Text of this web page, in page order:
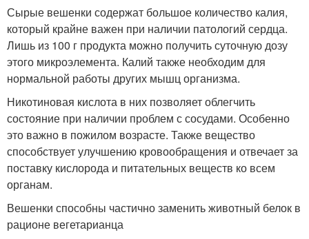
Сырые вешенки содержат большое количество калия,
который крайне важен при наличии патологий сердца.
Лишь из 100 г продукта можно получить суточную дозу
этого микроэлемента. Калий также необходим для
нормальной работы других мышц организма.
Никотиновая кислота в них позволяет облегчить
состояние при наличии проблем с сосудами. Особенно
это важно в пожилом возрасте. Также вещество
способствует улучшению кровообращения и отвечает за
поставку кислорода и питательных веществ ко всем
органам.
Вешенки способны частично заменить животный белок в
рационе вегетарианца